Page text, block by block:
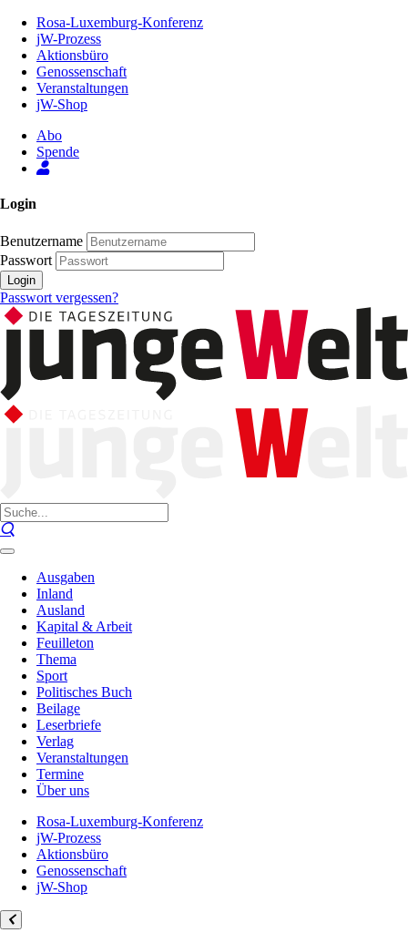
Inhalt
Seite
Rosa-Luxemburg-Konferenz
jW-Prozess
Aktionsbüro
Genossenschaft
Veranstaltungen
jW-Shop
Abo
Spende
Login
Benutzername
Passwort
Login
Passwort vergessen?
Ausgaben
Inland
Ausland
Kapital & Arbeit
Feuilleton
Thema
Sport
Politisches Buch
Beilage
Leserbriefe
Verlag
Veranstaltungen
Termine
Über uns
Rosa-Luxemburg-Konferenz
jW-Prozess
Aktionsbüro
Genossenschaft
jW-Shop